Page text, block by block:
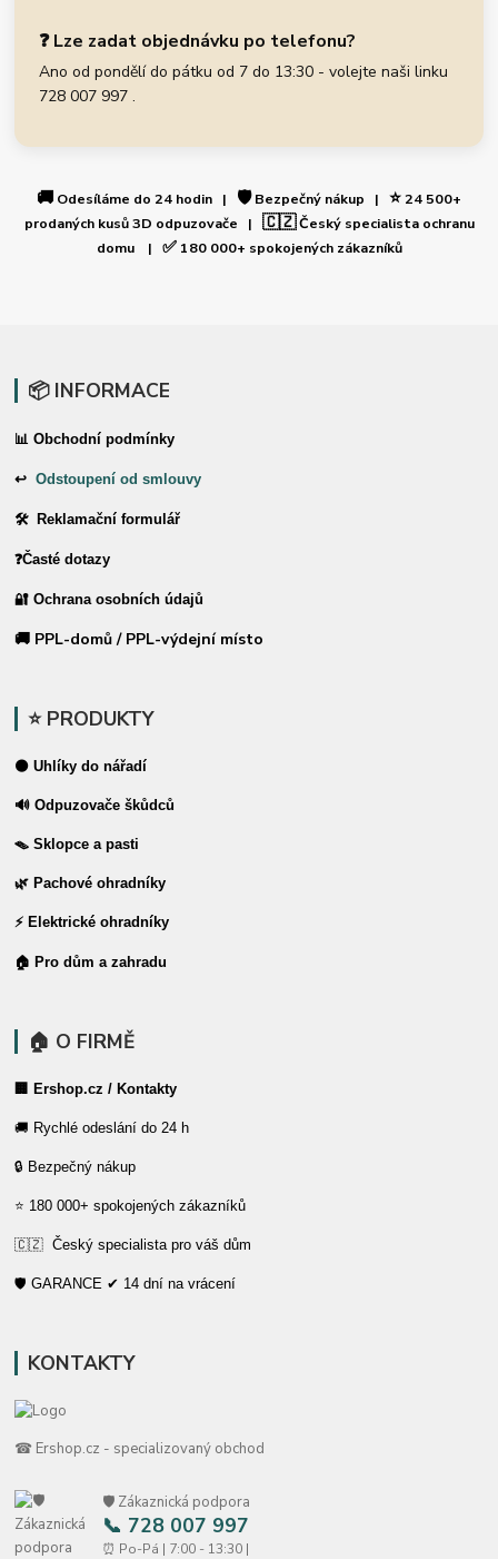
❓ Lze zadat objednávku po telefonu?
Ano od pondělí do pátku od 7 do 13:30 - volejte naši linku
728 007 997 .
🚚 Odesíláme do 24 hodin | 🛡️Bezpečný nákup | ⭐24 500+
prodaných kusů 3D odpuzovače | 🇨🇿Český specialista ochranu
domu | ✅180 000+ spokojených zákazníků
📦 INFORMACE
📊 Obchodní podmínky
↩Odstoupení od smlouvy
🛠 Reklamační formulář
❓Časté dotazy
🔐 Ochrana osobních údajů
🚚 PPL-domů / PPL-výdejní místo
⭐ PRODUKTY
⚫ Uhlíky do nářadí
🔊 Odpuzovače škůdců
🪤 Sklopce a pasti
🌿 Pachové ohradníky
⚡ Elektrické ohradníky
🏠 Pro dům a zahradu
🏠 O FIRMĚ
🏢 Ershop.cz / Kontakty
🚚 Rychlé odeslání do 24 h
🔒 Bezpečný nákup
⭐ 180 000+ spokojených zákazníků
🇨🇿 Český specialista pro váš dům
🛡️ GARANCE ✔ 14 dní na vrácení
KONTAKTY
☎ Ershop.cz - specializovaný obchod
🛡️ Zákaznická podpora
📞 728 007 997
⏰ Po-Pá | 7:00 - 13:30 |